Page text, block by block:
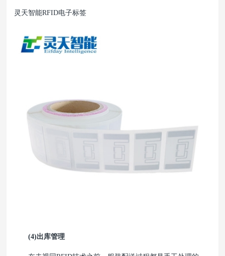
灵天智能RFID电子标签
(4)出库管理